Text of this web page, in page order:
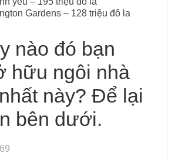
Gardens – 128 triệu đô la
nào đó bạn
hữu ngôi nhà
này? Để lại
bên dưới.